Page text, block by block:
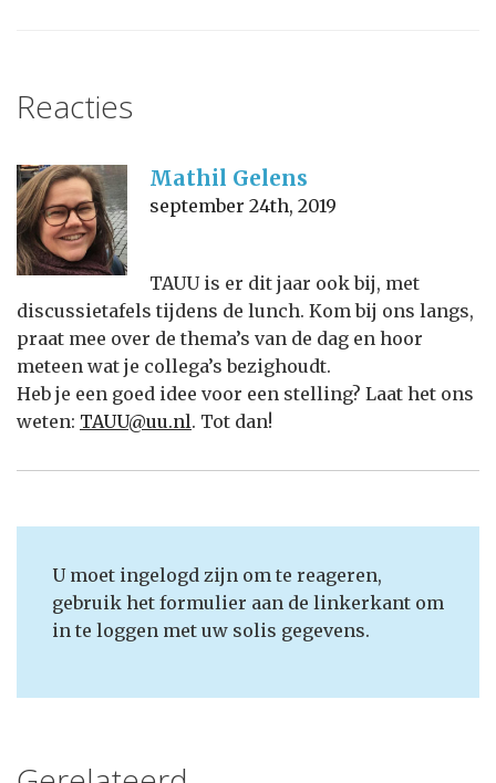
Reacties
Mathil Gelens
september 24th, 2019
TAUU is er dit jaar ook bij, met
discussietafels tijdens de lunch. Kom bij ons langs,
praat mee over de thema’s van de dag en hoor
meteen wat je collega’s bezighoudt.
Heb je een goed idee voor een stelling? Laat het ons
weten: TAUU@uu.nl. Tot dan!
U moet ingelogd zijn om te reageren,
gebruik het formulier aan de linkerkant om
in te loggen met uw solis gegevens.